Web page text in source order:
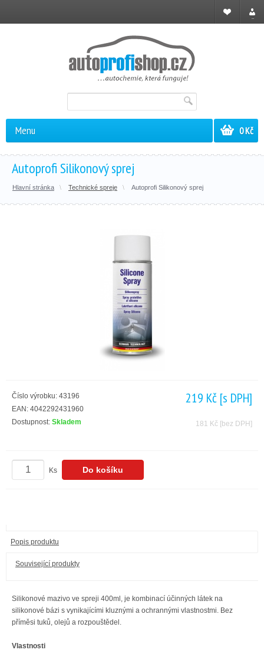
Registrace
0 Kč
Menu
Autoprofi Silikonový sprej
Hlavní stránka Technické spreje Autoprofi Silikonový sprej
Číslo výrobku: 43196
EAN: 4042292431960
Dostupnost: Skladem
219 Kč [s DPH]
181 Kč [bez DPH]
Ks
Popis produktu
Související produkty
Silikonové mazivo ve spreji 400ml, je kombinací účinných látek na
silikonové bázi s vynikajícími kluznými a ochrannými vlastnostmi. Bez
příměsi tuků, olejů a rozpouštědel.
Vlastnosti